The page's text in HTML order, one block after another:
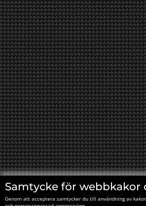
Samtycke för webbkakor
Genom att acceptera samtycker du till användning av